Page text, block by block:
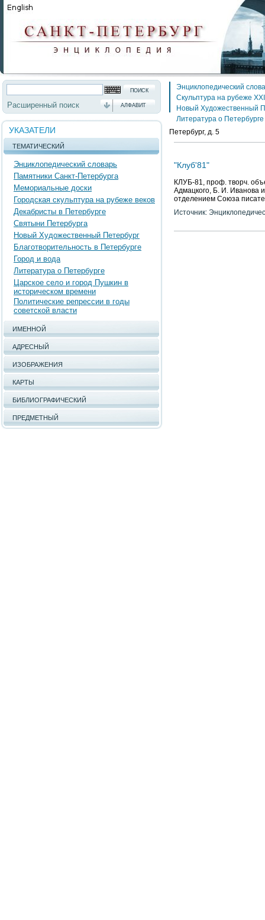
Расширенный поиск АЛФАВИТ
УКАЗАТЕЛИ
ТЕМАТИЧЕСКИЙ
Энциклопедический словарь
Памятники Санкт-Петербурга
Мемориальные доски
Городская скульптура на рубеже веков
Декабристы в Петербурге
Святыни Петербурга
Новый Художественный Петербург
Благотворительность в Петербурге
Город и вода
Литература о Петербурге
Царское село и город Пушкин в
историческом времени
Политические репрессии в годы
советской власти
ИМЕННОЙ
АДРЕСНЫЙ
ИЗОБРАЖЕНИЯ
КАРТЫ
БИБЛИОГРАФИЧЕСКИЙ
ПРЕДМЕТНЫЙ
Энциклопедический
Скульптура на рубеже
Новый Художественный
Литература о Петербурге
Петербург, д. 5
"Клуб'81"
КЛУБ-81, проф. творч.
Адмацкого, Б. И. Иванова
отделением Союза
Источник: